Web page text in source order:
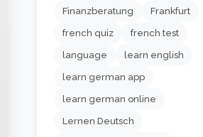
Finanzberatung Frankfurt
french quiz french test
language learn english
learn german app
learn german online
Lernen Deutsch